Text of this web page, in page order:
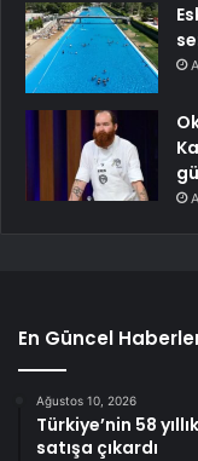
En Güncel
Ağustos 10, 2026
Türkiye’nin 58
satışa çıkardı